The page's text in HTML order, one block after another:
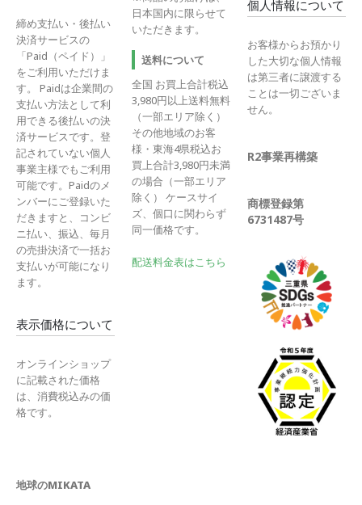
締め支払い・後払い
決済サービスの
「Paid（ペイド）」
をご利用いただけま
す。 Paidは企業間の
支払い方法として利
用できる後払いの決
済サービスです。登
記されていない個人
事業主様でもご利用
可能です。Paidのメ
ンバーにご登録いた
だきますと、コンビ
ニ払い、振込、毎月
の売掛決済で一括お
支払いが可能になり
ます。
表示価格について
オンラインショップ
に記載された価格
は、消費税込みの価
格です。
日本国内に限らせて
いただきます。
送料について
全国 お買上合計税込
3,980円以上送料無料
（一部エリア除く）
その他地域のお客
様・東海4県税込お
買上合計3,980円未満
の場合（一部エリア
除く） ケースサイ
ズ、個口に関わらず
同一価格です。
配送料金表はこちら
個人情報について
お客様からお預かり
した大切な個人情報
は第三者に譲渡する
ことは一切ございま
せん。
R2事業再構築
商標登録第
6731487号
地球のMIKATA